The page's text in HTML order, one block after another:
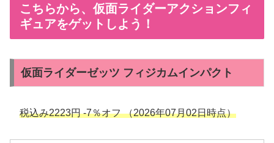
こちらから、仮面ライダーアクションフィ
ギュアをゲットしよう！
仮面ライダーゼッツ フィジカムインパクト
税込み2223円 -7％オフ （2026年07月02日時点）